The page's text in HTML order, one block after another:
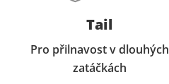
Tail
Pro přilnavost v dlouhých
zatáčkách